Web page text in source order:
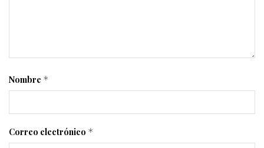
Nombre *
Correo electrónico *